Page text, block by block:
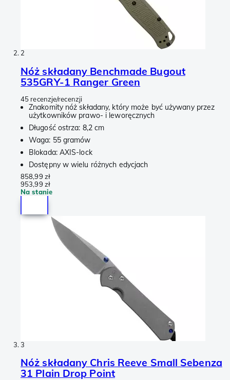
2
Nóż składany Benchmade Bugout
535GRY-1 Ranger Green
45 recenzje/recenzji
Znakomity nóż składany, który może być używany przez
użytkowników prawo- i leworęcznych
Długość ostrza: 8,2 cm
Waga: 55 gramów
Blokada: AXIS-lock
Dostępny w wielu różnych edycjach
858,99 zł
953,99 zł
Na stanie
3
Nóż składany Chris Reeve Small Sebenza
31 Plain Drop Point